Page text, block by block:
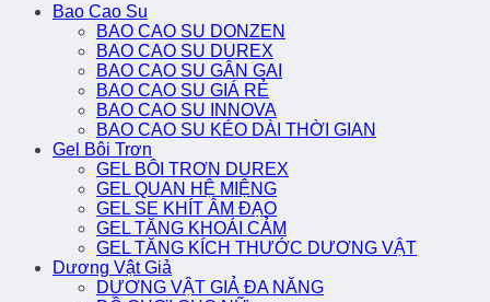
Bao Cao Su
BAO CAO SU DONZEN
BAO CAO SU DUREX
BAO CAO SU GÂN GAI
BAO CAO SU GIÁ RẺ
BAO CAO SU INNOVA
BAO CAO SU KÉO DÀI THỜI GIAN
Gel Bôi Trơn
GEL BÔI TRƠN DUREX
GEL QUAN HỆ MIỆNG
GEL SE KHÍT ÂM ĐẠO
GEL TĂNG KHOÁI CẢM
GEL TĂNG KÍCH THƯỚC DƯƠNG VẬT
Dương Vật Giả
DƯƠNG VẬT GIẢ ĐA NĂNG